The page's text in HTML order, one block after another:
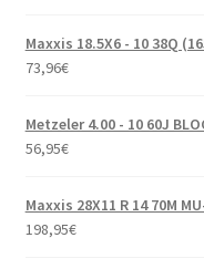
Maxxis 18.5X6 - 10 38Q
73,96€
Metzeler 4.00 - 10 60J
56,95€
Maxxis 28X11 R 14 70M
198,95€